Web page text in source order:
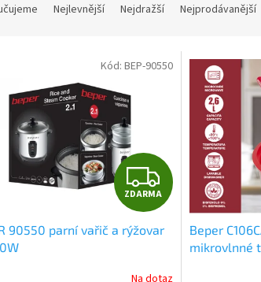
Nejlevnější Nejdražší Nejprodávanější
Z
D
A
ZDARMA
90550 parní vařič a rýžovar
Kód: BEP-90550
Beper
mikrovlnné